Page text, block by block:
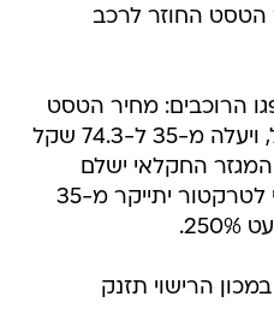
של 46%. מחיר הטסט החוזר לרכב
הרוכבים: מחיר הטסט
לרכב דו גלגלי יותר מיוכפל, ויעלה מ-35 ל-74.3 שקל
של 112%. וגם המגזר החקלאי ישלם
הרבה יותר: המבחן השנתי לטרקטור יתייקר מ-35
הרישוי תזנק